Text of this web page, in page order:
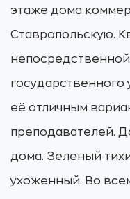
этаже дома
Ставропольскую.
государственного
её отличным
преподавателей.
дома. Зеленый
ухоженный. Во